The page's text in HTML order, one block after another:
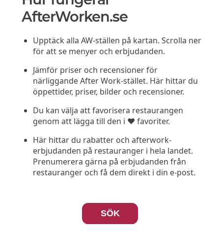
AfterWorken.se
Upptäck alla AW-ställen på kartan. Scrolla ner
för att se menyer och erbjudanden.
Jämför priser och recensioner för
närliggande After Work-stället. Här hittar du
öppettider, priser, bilder och recensioner.
Du kan välja att favorisera restaurangen
genom att lägga till den i ❤️ favoriter.
Här hittar du rabatter och afterwork-
erbjudanden på restauranger i hela landet.
Prenumerera gärna på erbjudanden från
restauranger och få dem direkt i din e-post.
SÖK